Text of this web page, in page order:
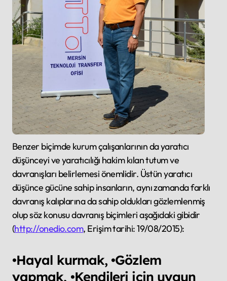
Benzer biçimde kurum çalışanlarının da yaratıcı
düşünceyi ve yaratıcılığı hakim kılan tutum ve
davranışları belirlemesi önemlidir. Üstün yaratıcı
düşünce gücüne sahip insanların, aynı zamanda farklı
davranış kalıplarına da sahip oldukları gözlemlenmiş
olup söz konusu davranış biçimleri aşağıdaki gibidir
(http://onedio.com, Erişim tarihi: 19/08/2015):
•Hayal kurmak, •Gözlem
yapmak, •Kendileri için uygun